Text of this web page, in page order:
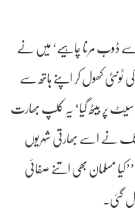
ڈوب مرنا چاہیے‘ میں نے
کھول کر اپنے ہاتھ سے
پر بیٹھ گیا‘ یہ کلپ بھارت
تک نے اسے بھارتی شہریوں
مسلمان بھی اتنے صفائی
گئی۔